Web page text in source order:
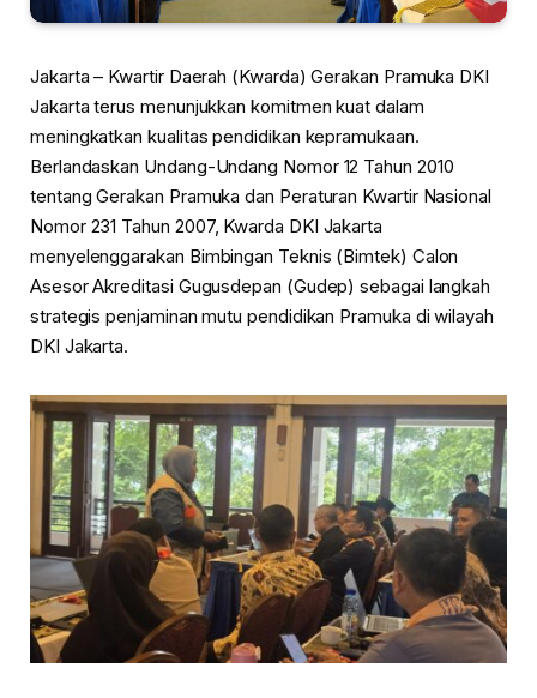
Jakarta – Kwartir Daerah (Kwarda) Gerakan Pramuka DKI
Jakarta terus menunjukkan komitmen kuat dalam
meningkatkan kualitas pendidikan kepramukaan.
Berlandaskan Undang-Undang Nomor 12 Tahun 2010
tentang Gerakan Pramuka dan Peraturan Kwartir Nasional
Nomor 231 Tahun 2007, Kwarda DKI Jakarta
menyelenggarakan Bimbingan Teknis (Bimtek) Calon
Asesor Akreditasi Gugusdepan (Gudep) sebagai langkah
strategis penjaminan mutu pendidikan Pramuka di wilayah
DKI Jakarta.